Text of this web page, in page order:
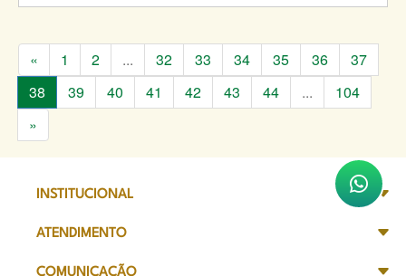
« 1 2 ... 32 33 34 35 36
37
38
39 40 41 42 43 44 ...
104
»
INSTITUCIONAL
ATENDIMENTO
COMUNICAÇÃO